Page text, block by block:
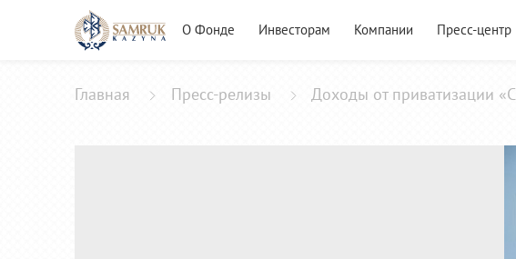
О Фонде Инвесторам Компании Пресс-центр
Главная Пресс-релизы Доходы от приватизации